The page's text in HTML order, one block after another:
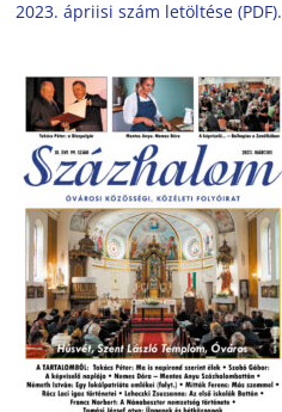
2023. ápriisi szám letöltése (PDF).